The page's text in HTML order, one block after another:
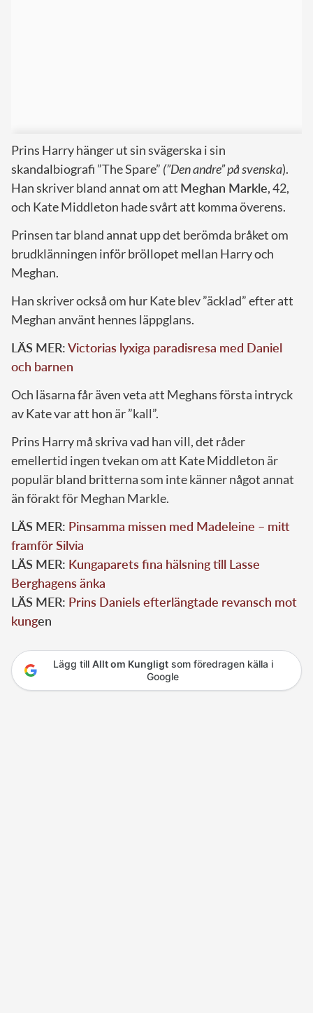
Prins Harry hänger ut sin svägerska i sin
skandalbiografi ”The Spare” (”Den andre” på svenska).
Han skriver bland annat om att Meghan Markle, 42,
och Kate Middleton hade svårt att komma överens.
Prinsen tar bland annat upp det berömda bråket om
brudklänningen inför bröllopet mellan Harry och
Meghan.
Han skriver också om hur Kate blev ”äcklad” efter att
Meghan använt hennes läppglans.
LÄS MER:Victorias lyxiga paradisresa med Daniel
och barnen
Och läsarna får även veta att Meghans första intryck
av Kate var att hon är ”kall”.
Prins Harry må skriva vad han vill, det råder
emellertid ingen tvekan om att Kate Middleton är
populär bland britterna som inte känner något annat
än förakt för Meghan Markle.
LÄS MER: Pinsamma missen med Madeleine – mitt
framför Silvia
LÄS MER: Kungaparets fina hälsning till Lasse
Berghagens änka
LÄS MER: Prins Daniels efterlängtade revansch mot
kungen
Lägg till Allt om Kungligtsom föredragen källa i
Google